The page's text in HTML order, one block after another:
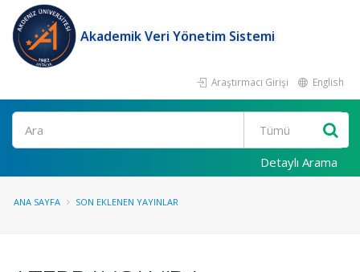
Akademik Veri Yönetim Sistemi
Araştırmacı Girişi English
Ara
Detaylı Arama
ANA SAYFA SON EKLENEN YAYINLAR